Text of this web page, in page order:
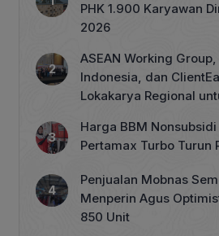
PHK 1.900 Karyawan
2026
ASEAN Working Group,
Indonesia, dan
Lokakarya Regional
Harga BBM Nonsubsidi
Pertamax Turbo Turun
Penjualan Mobnas
Menperin Agus
850 Unit